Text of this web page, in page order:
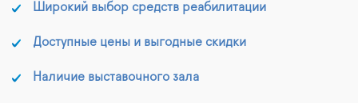
Широкий выбор средств реабилитации
Доступные цены и выгодные скидки
Наличие выставочного зала